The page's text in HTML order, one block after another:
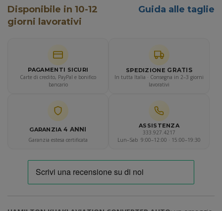
Disponibile in 10-12
giorni lavorativi
Guida alle taglie
PAGAMENTI SICURI
Carte di credito, PayPal e bonifico
bancario
SPEDIZIONE GRATIS
In tutta Italia · Consegna in 2–3 giorni
lavorativi
GARANZIA 4 ANNI
Garanzia estesa certificata
ASSISTENZA
333.927.4217
Lun–Sab 9:00–12:00 · 15:00–19:30